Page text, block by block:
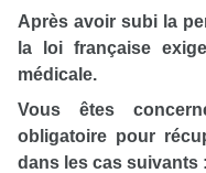
Après avoir subi la
la loi française
médicale.
Vous êtes
obligatoire pour
dans les cas suivants :